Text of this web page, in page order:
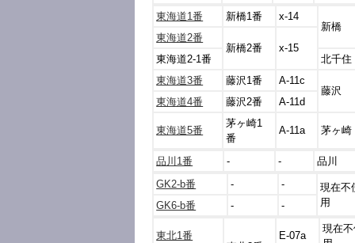
東海道1番
新橋1番
x-14
新橋
東海道2番
新橋2番
x-15
東海道2-1番
北千住
東海道3番
藤沢1番
A-11c
藤沢
東海道4番
藤沢2番 A-11d
東海道5番
茅ヶ崎1
番
A-11a 茅ヶ崎
品川1番 - -
品川
GK2-b番
- -
現在不
用
GK6-b番 - -
東北1番
E-07a
現在